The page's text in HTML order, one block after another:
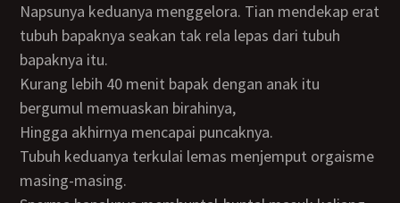
Napsunya keduanya menggelora. Tian mendekap erat
tubuh bapaknya seakan tak rela lepas dari tubuh
bapaknya itu.
Kurang lebih 40 menit bapak dengan anak itu
bergumul memuaskan birahinya,
hingga akhirnya mencapai puncaknya.
Tubuh keduanya terkulai lemas menjemput orgaisme
masing-masing.